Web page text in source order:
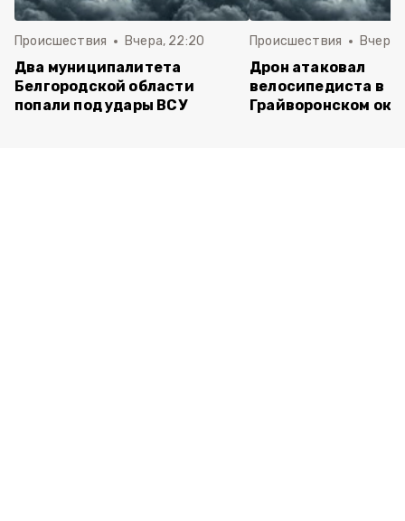
Происшествия Вчера, 22:20
Два муниципалитета
Белгородской области
попали под удары ВСУ
Происшествия Вчера,
Дрон атаковал
велосипедиста в
Грайворонском